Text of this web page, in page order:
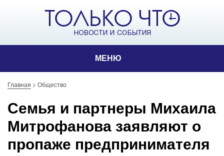
МЕНЮ
Главная > Общество
Семья и партнеры Михаила
Митрофанова заявляют о
пропаже предпринимателя